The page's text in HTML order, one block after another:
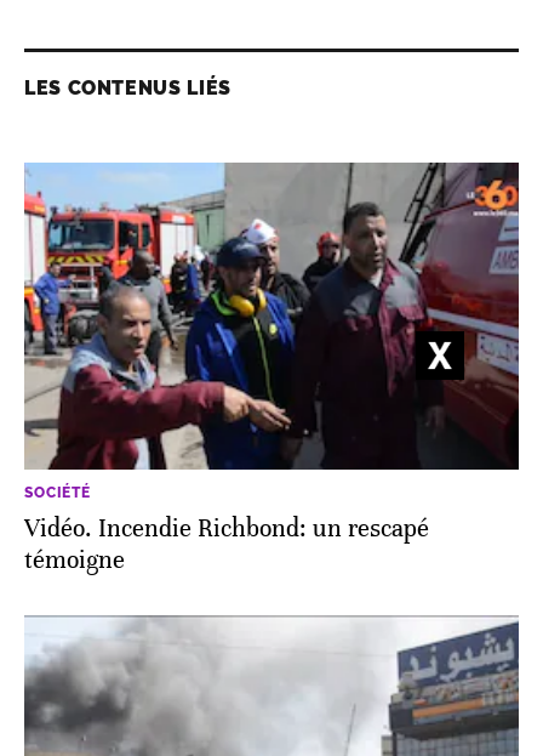
LES CONTENUS LIÉS
SOCIÉTÉ
Vidéo. Incendie Richbond: un rescapé
témoigne